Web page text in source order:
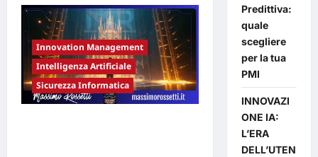
su
Sicurezza
Innovazione
AI:
oltre
OpenClaw
e
la
gestione
del
rischio
Innovation Management
Intelligenza Artificiale
Sicurezza Informatica
Predittiva:
quale
scegliere
per la tua
PMI
INNOVAZI
ONE IA:
L’ERA
DELL’UTEN